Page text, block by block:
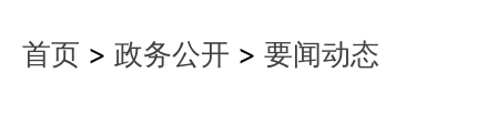
首页 > 政务公开 > 要闻动态